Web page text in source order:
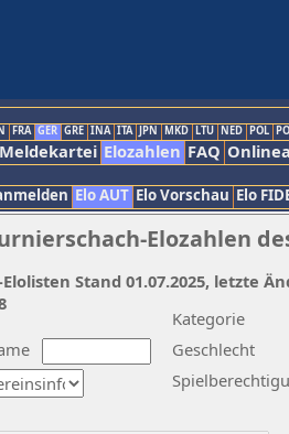
FRA GER GRE INA ITA JPN MKD LTU NED POL
Meldekartei Elozahlen FAQ
Elo AUT Elo Vorschau Elo
Elozahlen
Kategorie
Geschlecht
Elolisten Stand 01.07.2025, letzte